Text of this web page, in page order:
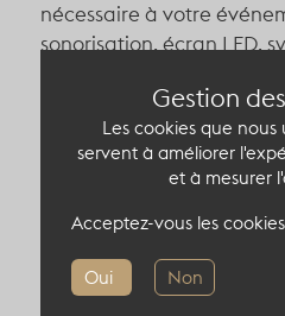
nécessaire à votre
sonorisation, écran LED,
équipée (réfrigérateur,
vaisselle...).
Capacité du lieu
150 pers en cocktail
Gestion
Les cookies que nous
servent à améliorer
et à mesurer
Oui Non
Acceptez-vous les